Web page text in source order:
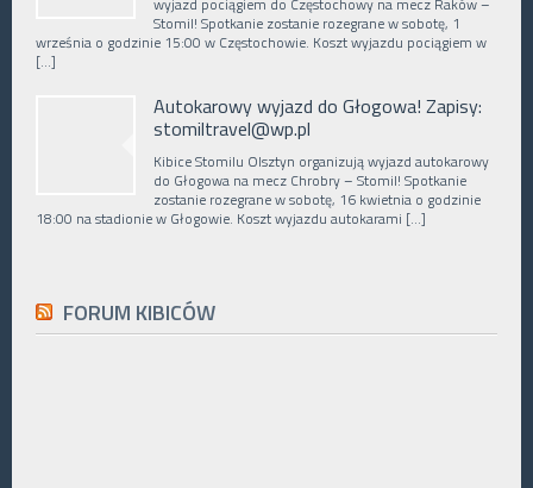
wyjazd pociągiem do Częstochowy na mecz Raków –
Stomil! Spotkanie zostanie rozegrane w sobotę, 1
września o godzinie 15:00 w Częstochowie. Koszt wyjazdu pociągiem w
[…]
Autokarowy wyjazd do Głogowa! Zapisy:
stomiltravel@wp.pl
Kibice Stomilu Olsztyn organizują wyjazd autokarowy
do Głogowa na mecz Chrobry – Stomil! Spotkanie
zostanie rozegrane w sobotę, 16 kwietnia o godzinie
18:00 na stadionie w Głogowie. Koszt wyjazdu autokarami […]
FORUM KIBICÓW